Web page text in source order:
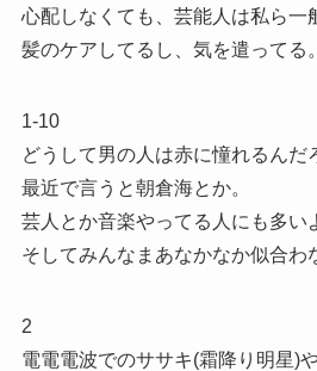
心配しなくても、芸能人は私ら一
髪のケアしてるし、気を遣ってる。
1-10
どうして男の人は赤に憧れるんだ
最近で言うと朝倉海とか。
芸人とか音楽やってる人にも多い
そしてみんなまあなかなか似合わ
2
電電電波でのササキ(霜降り明星)